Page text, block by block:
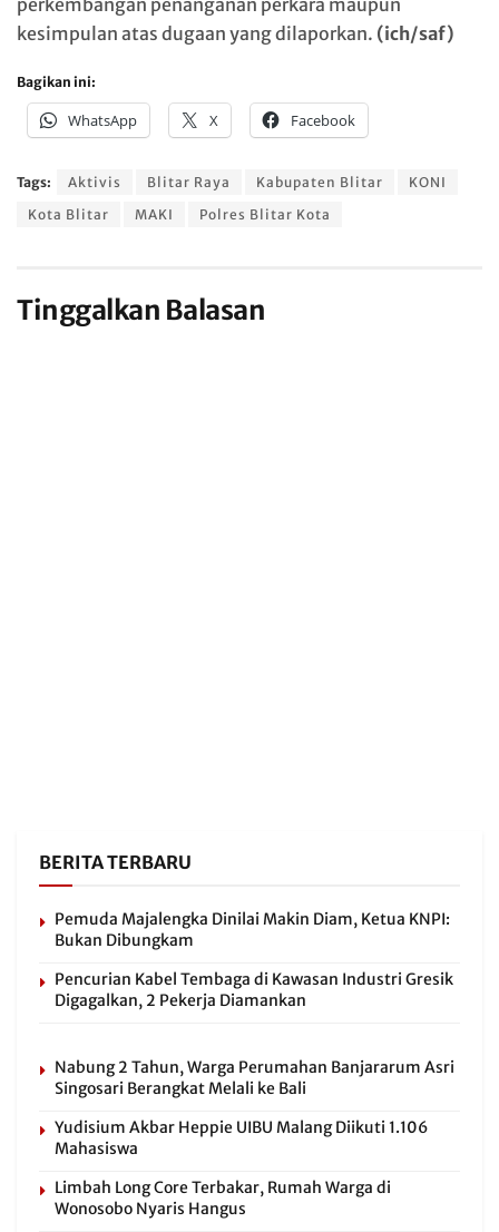
kesimpulan atas dugaan yang dilaporkan. (ich/saf)
Bagikan ini:
WhatsApp X Facebook
Tags: Aktivis Blitar Raya Kabupaten Blitar
KONI
Kota Blitar
MAKI Polres Blitar Kota
Tinggalkan Balasan
BERITA TERBARU
Pemuda Majalengka Dinilai Makin Diam, Ketua KNPI:
Bukan Dibungkam
Pencurian Kabel Tembaga di Kawasan Industri Gresik
Digagalkan, 2 Pekerja Diamankan
Nabung 2 Tahun, Warga Perumahan Banjararum Asri
Singosari Berangkat Melali ke Bali
Yudisium Akbar Heppie UIBU Malang Diikuti 1.106
Mahasiswa
Limbah Long Core Terbakar, Rumah Warga di
Wonosobo Nyaris Hangus